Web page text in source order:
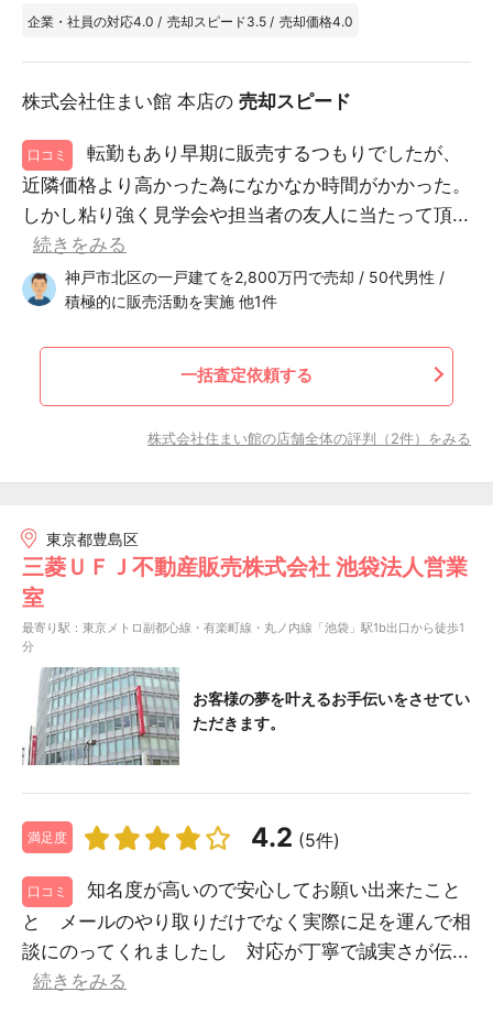
企業・社員の対応4.0 / 売却スピード3.5 / 売却価格4.0
株式会社住まい館 本店の 売却スピード
口コミ
転勤もあり早期に販売するつもりでしたが、
近隣価格より高かった為になかなか時間がかかった。
しかし粘り強く見学会や担当者の友人に当たって頂...
続きをみる
神戸市北区の一戸建てを2,800万円で売却 / 50代男性 /
積極的に販売活動を実施 他1件
一括査定依頼する
株式会社住まい館の店舗全体の評判（2件）をみる
東京都豊島区
三菱ＵＦＪ不動産販売株式会社 池袋法人営業
室
最寄り駅：東京メトロ副都心線・有楽町線・丸ノ内線「池袋」駅1b出口から徒歩1
分
お客様の夢を叶えるお手伝いをさせてい
ただきます。
満足度 4.2 (5件)
口コミ
知名度が高いので安心してお願い出来たこと
と メールのやり取りだけでなく実際に足を運んで相
談にのってくれましたし 対応が丁寧で誠実さが伝...
続きをみる